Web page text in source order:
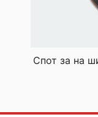
Спот за на